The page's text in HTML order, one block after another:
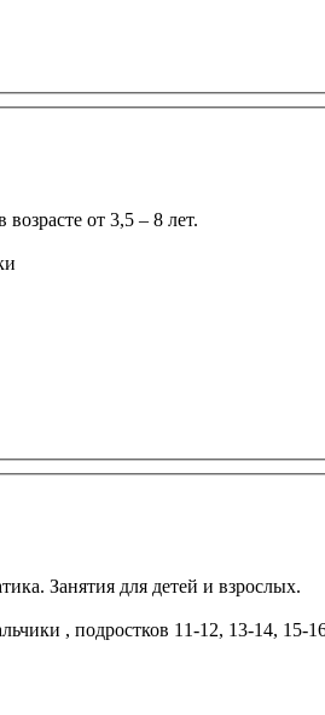
от 3,5 – 8 лет.
Занятия для детей и взрослых.
, подростков 11-12, 13-14, 15-